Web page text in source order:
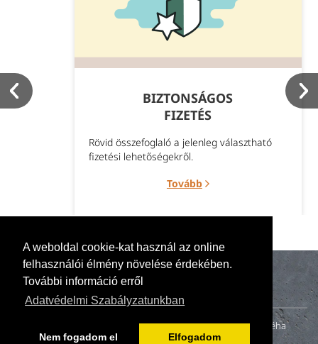
A weboldal cookie-kat használ az online
felhasználói élmény növelése érdekében.
További információ erről
Adatvédelmi Szabályzatunkban
Nem fogadom el Elfogadom
BIZTONSÁGOS
FIZETÉS
Rövid összefoglaló a jelenleg választható
fizetési lehetőségekről.
Tovább
A naturillo.hu mögött egy kis családi vállalkozás (anya, apa és néha
gyerekek) tevékenykedik. 2000-ben fiatal házasként otthonunk